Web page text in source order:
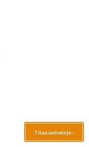
Tilaa uutiskirje ›